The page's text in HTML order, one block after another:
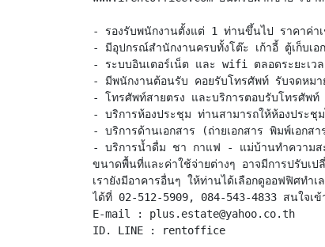
- รองรับพนักงานตั้งแต่ 1 ท่านขึ้นไป ราคาค่
- มีอุปกรณ์สำนักงานครบทั้งโต๊ะ เก้าอี้ ตู้เก็บเอ
- ระบบอินเตอร์เน็ต และ wifi ตลอดระยะเวล
- มีพนักงานต้อนรับ คอยรับโทรศัพท์ รับจดหม
- โทรศัพท์สายตรง และบริการตอบรับโทรศัพ
- บริการห้องประชุม ท่านสามารถให้ห้องประชุ
- บริการด้านเอกสาร (ถ่ายเอกสาร พิมพ์เอกส
- บริการน้ำดื่ม ชา กาแฟ - แม่บ้านทำความส
ขนาดพื้นที่และค่าใช้จ่ายต่างๆ อาจมีการปรับเป
เรายังมีอาคารอื่นๆ ให้ท่านได้เลือกดูออฟฟิศท
ได้ที่ 02-512-5909, 084-543-4833 สนใจเข้
E-mail : plus.estate@yahoo.co.th